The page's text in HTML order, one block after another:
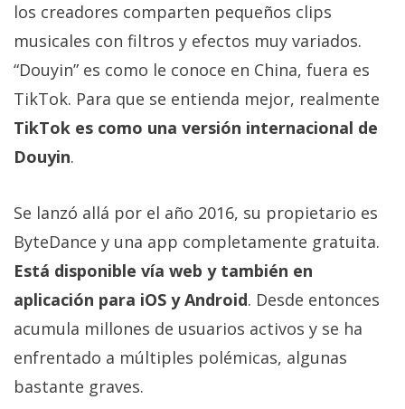
móviles,
ordenadores,
apps,
informática,
videojuegos,
comparativas,
trucos y
tutoriales.
El Grupo
(CC) 2006-
2026.Algunos
derechos
reservados
los creadores comparten pequeños clips
musicales con filtros y efectos muy variados.
“Douyin” es como le conoce en China, fuera es
TikTok. Para que se entienda mejor, realmente
TikTok es como una versión internacional de
Douyin.
Se lanzó allá por el año 2016, su propietario es
ByteDance y una app completamente gratuita.
Está disponible vía web y también en
aplicación para iOS y Android. Desde entonces
acumula millones de usuarios activos y se ha
enfrentado a múltiples polémicas, algunas
bastante graves.